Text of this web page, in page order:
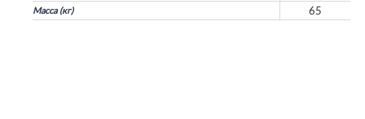
Масса (кг) 65